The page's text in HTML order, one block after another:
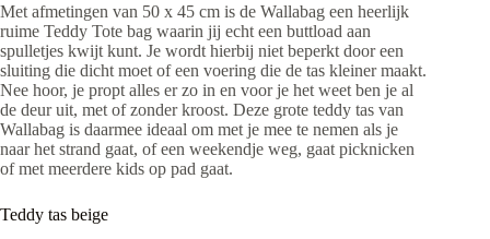
Met afmetingen van 50 x 45 cm is de Wallabag een heerlijk
ruime Teddy Tote bag waarin jij echt een buttload aan
spulletjes kwijt kunt. Je wordt hierbij niet beperkt door een
sluiting die dicht moet of een voering die de tas kleiner maakt.
Nee hoor, je propt alles er zo in en voor je het weet ben je al
de deur uit, met of zonder kroost. Deze grote teddy tas van
Wallabag is daarmee ideaal om met je mee te nemen als je
naar het strand gaat, of een weekendje weg, gaat picknicken
of met meerdere kids op pad gaat.
Teddy tas beige